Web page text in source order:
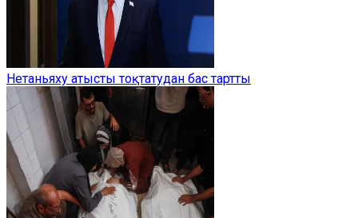
Нетаньяху атысты тоқтатудан бас тартты